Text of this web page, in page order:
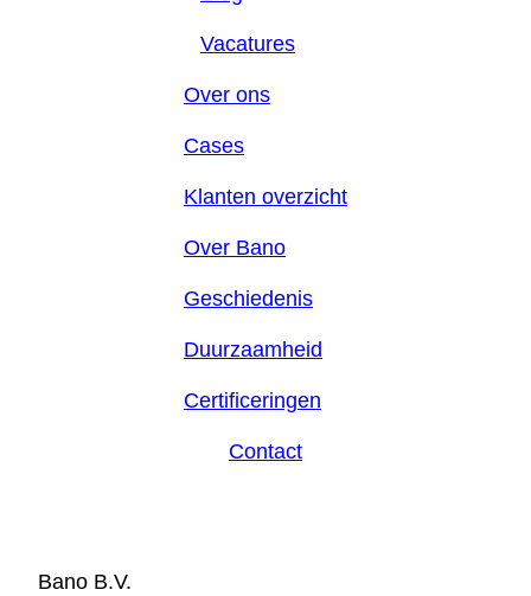
Vacatures
Over ons
Cases
Klanten overzicht
Over Bano
Geschiedenis
Duurzaamheid
Certificeringen
Contact
Bano B.V.